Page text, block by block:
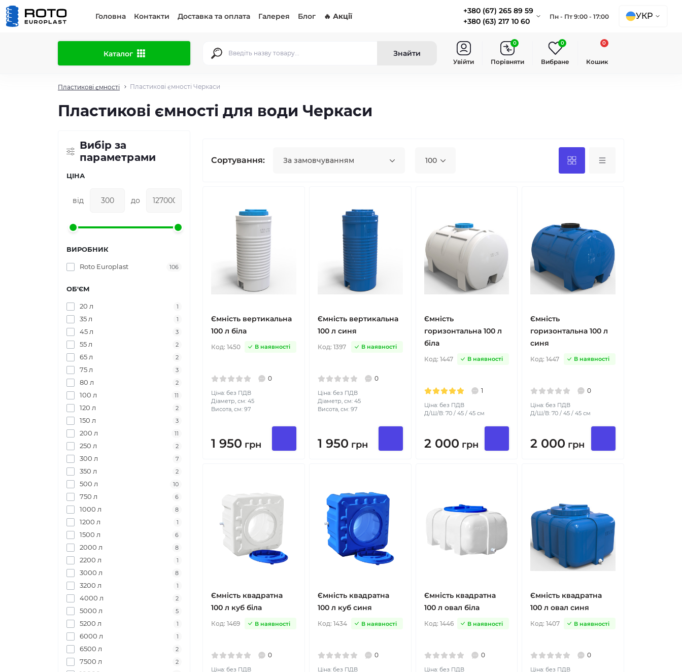
Головна Контакти Доставка та оплата Галерея Блог 🔥 Акції
+380 (67) 265 89 59
+380 (63) 217 10 60
Пн - Пт 9:00 - 17:00 УКР
Каталог Знайти
Увійти Порівняти
0
Вибране
0
Кошик
0
Пластикові ємності Пластикові ємності Черкаси
Пластикові ємності для води Черкаси
Вибір за
параметрами
ЦІНА
від до
ВИРОБНИК
Roto Europlast 106
ОБ'ЄМ
20 л 1
35 л 1
45 л 3
55 л 2
65 л 2
75 л 3
80 л 2
100 л 11
120 л 2
150 л 3
200 л 11
250 л 2
300 л 7
350 л 2
500 л 10
750 л 6
1000 л 8
1200 л 1
1500 л 6
2000 л 8
2200 л 1
3000 л 8
3200 л 1
4000 л 2
5000 л 5
5200 л 1
6000 л 1
6500 л 2
7500 л 2
Сортування: За замовчуванням 100
Ємність вертикальна
100 л біла
Код: 1450 В наявності
0
Ціна: без ПДВ
Діаметр, см: 45
Висота, см: 97
1 950 грн
Ємність вертикальна
100 л синя
Код: 1397 В наявності
0
Ціна: без ПДВ
Діаметр, см: 45
Висота, см: 97
1 950 грн
Ємність
горизонтальна 100 л
біла
Код: 1447 В наявності
1
Ціна: без ПДВ
Д/Ш/В: 70 / 45 / 45 см
2 000 грн
Ємність
горизонтальна 100 л
синя
Код:1447 В наявності
0
Ціна: без ПДВ
Д/Ш/В: 70 / 45 / 45 см
2 000 грн
Ємність квадратна
100 л куб біла
Код: 1469 В наявності
0
Ціна: без ПДВ
Ємність квадратна
100 л куб синя
Код: 1434 В наявності
0
Ціна: без ПДВ
Ємність квадратна
100 л овал біла
Код: 1446 В наявності
0
Ціна: без ПДВ
Ємність квадратна
100 л овал синя
Код:1407 В наявності
0
Ціна: без ПДВ